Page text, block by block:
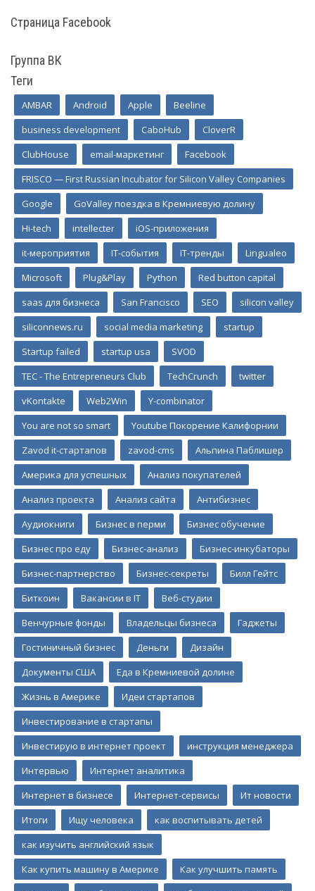
Страница Facebook
Группа ВК
Теги
AMBAR Android Apple
Beeline
business development
CaboHub
CloverR
ClubHouse
email-маркетинг
Facebook
FRISCO — First Russian Incubator for Silicon Valley Companies
Google
GoValley поездка в Кремниевую долину
Hi-tech
intellecter
iOS-приложения
it-мероприятия
IT-события IT-тренды
Lingualeo
Microsoft
Plug&Play Python
Red button capital
saas для бизнеса
San Francisco SEO
silicon valley
siliconnews.ru
social media marketing
startup
Startup failed
startup usa
SVOD
TEC - The Entrepreneurs Club
TechCrunch
twitter
vKontakte
Web2Win
Y-combinator
You are not so smart
Youtube Покорение Калифорнии
Zavod it-стартапов
zavod-cms
Альпина Паблишер
Америка для успешных
Анализ покупателей
Анализ проекта
Анализ сайта
Антибизнес
Аудиокниги
Бизнес в перми
Бизнес обучение
Бизнес про еду
Бизнес-анализ
Бизнес-инкубаторы
Бизнес-партнерство
Бизнес-секреты
Билл Гейтс
Биткоин
Вакансии в IT
Веб-студии
Венчурные фонды
Владельцы бизнеса
Гаджеты
Гостиничный бизнес
Деньги
Дизайн
Документы США
Еда в Кремниевой долине
Жизнь в Америке
Идеи стартапов
Инвестирование в стартапы
Инвестирую в интернет проект
инструкция менеджера
Интервью
Интернет аналитика
Интернет в бизнесе
Интернет-сервисы
Ит новости
Итоги
Ищу человека
как воспитывать детей
как изучить английский язык
Как купить машину в Америке
Как улучшить память